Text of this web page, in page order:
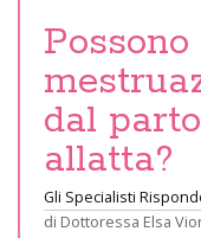
dal
allatta?
Gli Specialisti
di Dottoressa Elsa